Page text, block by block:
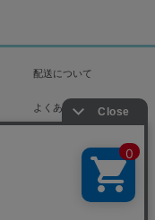
配送について
よくあるご質問